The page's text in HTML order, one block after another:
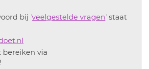
bij 'veelgestelde vragen' staat
bereiken via
!